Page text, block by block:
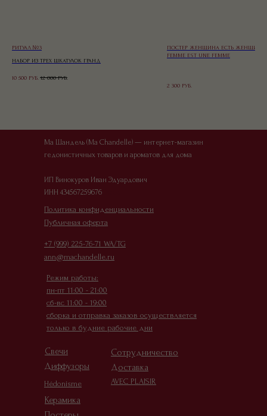
РИТУАЛ №3
НАБОР ИЗ ТРЕХ ШКАТУЛОК ГРАНД
10 500 РУБ. 12 000 РУБ.
ПОСТЕР ЖЕНЩИНА ЕСТЬ ЖЕНЩИНА
FEMME EST UNE FEMME
2 300 РУБ.
+7 (999) 225-76-71 WA/TG
ann@machandelle.ru
Режим работы:
пн-пт 11:00 - 21:00
сб-вс 11:00 - 19:00
сборка и отправка заказов осуществляется
только в будние рабочие дни
Ма Шандель (Ma Chandelle) — интернет-магазин
гедонистичных товаров и ароматов для дома
ИП Винокуров Иван Эдуардович
ИНН 434567259676
Свечи
Диффузоры
Hédonisme AVEC PLAISIR
Публичная оферта
Политика конфиденциальности
Сотрудничество
Керамика
Доставка